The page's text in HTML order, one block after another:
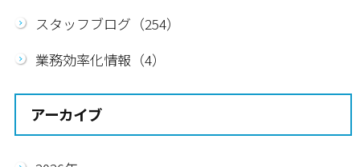
スタッフブログ（254）
業務効率化情報（4）
アーカイブ